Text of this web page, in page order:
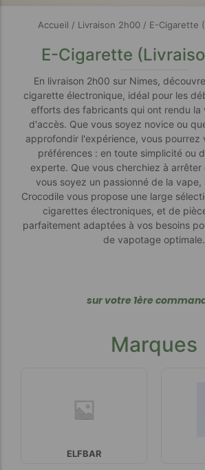
Accueil / Livraison 2h00/ E-Cigarette
E-Cigarette
En livraison 2h00 sur Nimes,
cigarette électronique, idéal pour les
efforts des fabricants qui ont rendu la
d'accès. Que vous soyez novice ou
approfondir l'expérience, vous pourrez
préférences : en toute simplicité ou
experte. Que vous cherchiez à
vous soyez un passionné de la
Crocodile vous propose une large
cigarettes électroniques, et de
parfaitement adaptées à vos besoins
de vapotage optimale.
sur votre 1ère comman
Marques
ELFBAR